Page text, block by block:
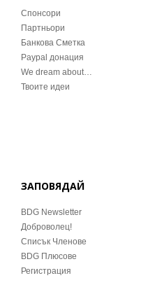
Спонсори
Партньори
Банкова Сметка
Paypal донация
We dream about…
Твоите идеи
ЗАПОВЯДАЙ
BDG Newsletter
Доброволец!
Списък Членове
BDG Плюсове
Регистрация